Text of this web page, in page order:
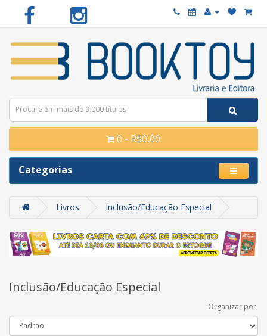
0 - R$0,00
Categorias
Livros Inclusão/Educação Especial
Inclusão/Educação Especial
Organizar por: